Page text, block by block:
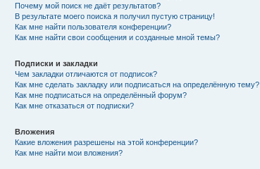
Почему мой поиск не даёт результатов?
В результате моего поиска я получил пустую страницу!
Как мне найти пользователя конференции?
Как мне найти свои сообщения и созданные мной темы?
Подписки и закладки
Чем закладки отличаются от подписок?
Как мне сделать закладку или подписаться на определённую тему?
Как мне подписаться на определённый форум?
Как мне отказаться от подписки?
Вложения
Какие вложения разрешены на этой конференции?
Как мне найти мои вложения?